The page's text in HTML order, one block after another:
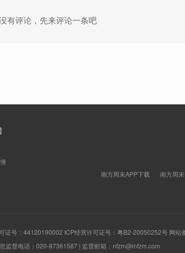
有评论，先来评论一条吧
南方周末APP下载
南方周
证号：44120190002 ICP经营许可证号：粤B2-20050252号 网站
监督电话：020-87361587 | 监督邮箱：nfzm@infzm.com